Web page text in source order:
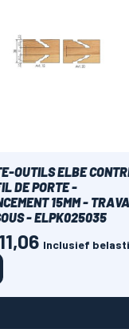
OUTILS ELBE
DE PORTE -
15MM -
- ELPK025035
Inclusief